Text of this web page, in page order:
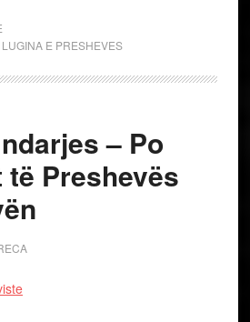
LUGINA E PRESHEVES
– Po
Preshevës